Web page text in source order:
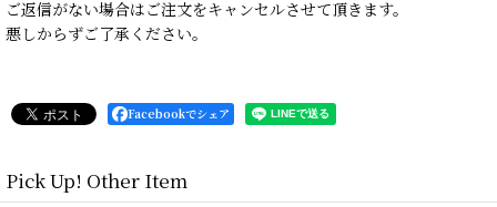
ご返信がない場合はご注文をキャンセルさせて頂きます。
悪しからずご了承ください。
Facebookでシェア
Pick Up! Other Item